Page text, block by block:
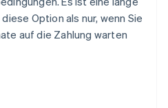
Option als nur, wenn Sie
auf die Zahlung warten